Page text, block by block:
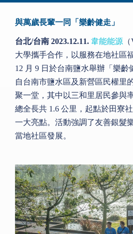
與萬歲長輩一同「樂齡健走」
台北/台南 2023.12.11. 韋能能源
大學攜手合作，以服務在地社區
12 月 9 日於台南鹽水舉辦「樂齡
自台南市鹽水區及新營區民權里
聚一堂，其中以三和里居民參與
總全長共 1.6 公里，起點於田寮
一大亮點。活動強調了友善銀髮
當地社區發展。